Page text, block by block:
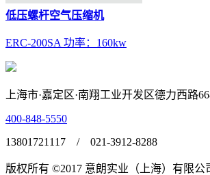
低压螺杆空气压缩机
ERC-200SA 功率：160kw
上海市·嘉定区·南翔工业开发区德力西路
400-848-5550
13801721117 / 021-3912-8288
版权所有 ©2017 意朗实业（上海）有限公